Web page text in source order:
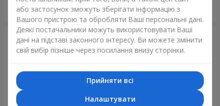
Замовити Замовити
або застосунок зможуть зберігати інформацію з
Вашого пристрою та обробляти Ваші персональні дані.
Деякі постачальники можуть використовувати Ваші
дані на підставі законного інтересу. Ви можете змінити
свій вибір пізніше через посилання внизу сторінки.
Прийняти всі
Налаштувати